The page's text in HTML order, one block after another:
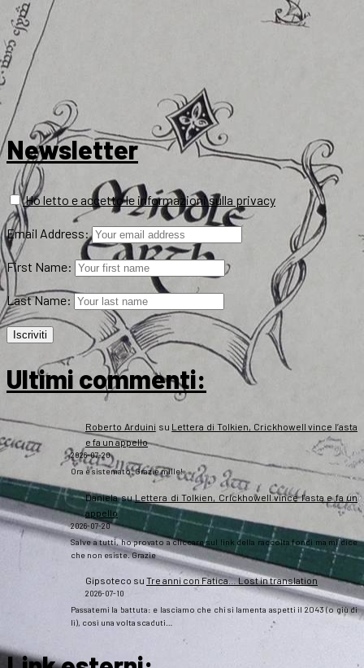
Newsletter
Ho letto e accetto le informazioni sulla privacy
Email Address:
First Name:
Last Name:
Ultimi commenti:
Roberto Arduini su Lettera di Tolkien, Crickhowell vince l’asta
e fa un appello
2026-07-20
Ora è sistemato. Grazie mille!
DanielasuLettera di Tolkien, Crickhowell vince l’asta e fa un
appello
2026-07-20
Salve a tutti, ho provato a cliccare sul link della raccolta fondi ma mi dice
che non esiste. Grazie
Gipsoteco su Tre anni con Fatica… Lost in translation
2026-07-10
Passatemi la battuta: e lasciamo che chi si lamenta aspetti il 2043 (o giù di
lì), così una volta scaduti…